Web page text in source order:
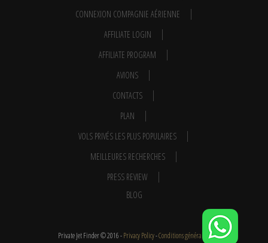
CONNEXION COMPAGNIE AÉRIENNE
AFFILIATE LOGIN
AFFILIATE PROGRAM
AVIONS
CONTACTS
PLAN
VOLS PRIVÉS LES PLUS POPULAIRES
MEILLEURES RECHERCHES
PRESS REVIEW
BLOG
Private Jet Finder © 2016 -Privacy Policy-Conditions générales -